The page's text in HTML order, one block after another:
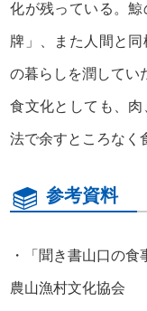
化が残っている。
牌」、また人間と
の暮らしを潤してい
食文化としても、
法で余すところなく
参考資料
・「聞き書山口の
農山漁村文化協会